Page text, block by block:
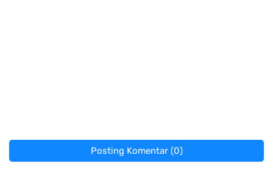
Posting Komentar (0)